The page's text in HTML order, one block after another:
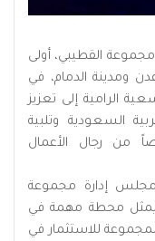
القطيبي، أولى
ومدينة الدمام، في
الرامية إلى تعزيز
السعودية وتلبية
من رجال الأعمال
إدارة مجموعة
يمثل محطة مهمة في
للاستثمار في